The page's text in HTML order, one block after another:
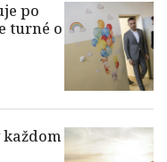
po
turné o